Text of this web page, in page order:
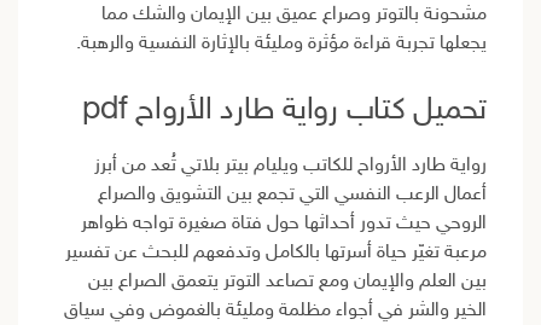
مشحونة بالتوتر وصراع عميق بين الإيمان والشك مما
يجعلها تجربة قراءة مؤثرة ومليئة بالإثارة النفسية والرهبة.
تحميل كتاب رواية طارد الأرواح pdf
رواية طارد الأرواح للكاتب ويليام بيتر بلاتي تُعد من أبرز
أعمال الرعب النفسي التي تجمع بين التشويق والصراع
الروحي حيث تدور أحداثها حول فتاة صغيرة تواجه ظواهر
مرعبة تغيّر حياة أسرتها بالكامل وتدفعهم للبحث عن تفسير
بين العلم والإيمان ومع تصاعد التوتر يتعمق الصراع بين
الخير والشر في أجواء مظلمة ومليئة بالغموض وفي سياق